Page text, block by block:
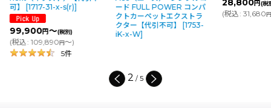
ード FULL POWER コンパ
クトカーペットエクストラ
クター【代引不可】
1753-
iK-x-W]
28,800 円(税別)
(税込: 31,680円)
24,200
( 税込:
3 / 5